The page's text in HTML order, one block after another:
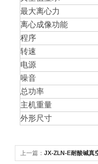
最大离心力
离心成像功能
程序
转速
电源
噪音
总功率
主机重量
外形尺寸
上一篇： JX-ZLN-E耐酸碱真